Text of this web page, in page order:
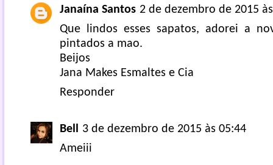
Janaína Santos 2 de dezembro de 2015
Que lindos esses sapatos, adorei a
pintados a mao.
Beijos
Jana Makes Esmaltes e Cia
Responder
Bell
3 de dezembro de 2015 às 05:44
Ameiii